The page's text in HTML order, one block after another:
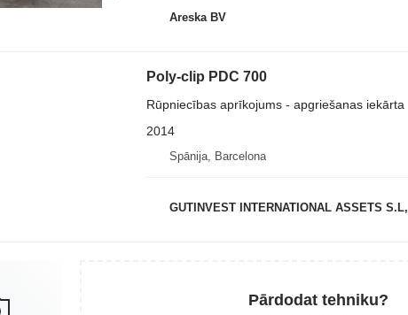
Areska BV
Poly-clip PDC 700
Rūpniecības aprīkojums - apgriešanas iekārta
2014
Spānija, Barcelona
GUTINVEST INTERNATIONAL ASSETS S.L,
Pārdodat tehniku?